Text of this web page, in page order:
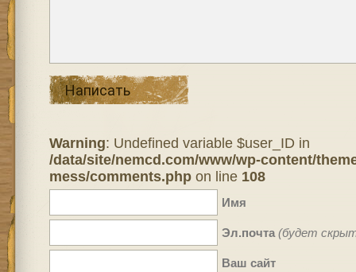
Написать
Warning: Undefined variable $user_ID in
/data/site/nemcd.com/www/wp-content/
mess/comments.phpon line 108
Имя
Эл.почта (будет
Ваш сайт